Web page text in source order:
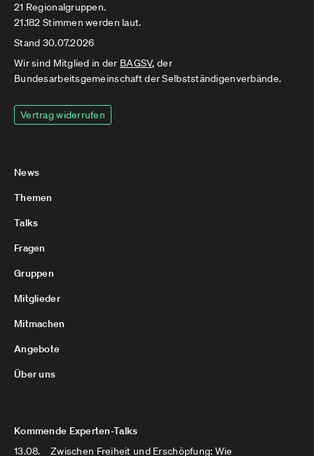
21 Regionalgruppen.
21.182 Stimmen werden laut.
Stand 30.07.2026
Wir sind Mitglied in der BAGSV, der
Bundesarbeitsgemeinschaft der Selbstständigenverbände.
Vertrag widerrufen
News
Themen
Talks
Fragen
Gruppen
Mitglieder
Mitmachen
Angebote
Über uns
Kommende Experten-Talks
13.08.
Zwischen Freiheit und Erschöpfung: Wie